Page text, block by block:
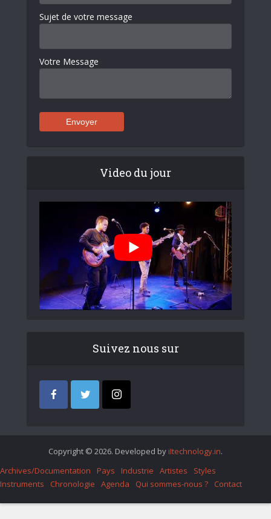
Sujet de votre message
Votre Message
Video du jour
Suivez nous sur
Copyright © 2026. Developed by iItechnology.in.
Archives/Documentation
Pays Industrie Artistes
Styles
Instruments
Chronologie Agenda Qui sommes-nous ? Contact